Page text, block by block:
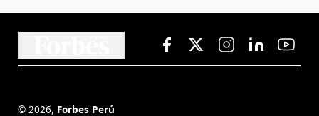
© 2026, Forbes Perú